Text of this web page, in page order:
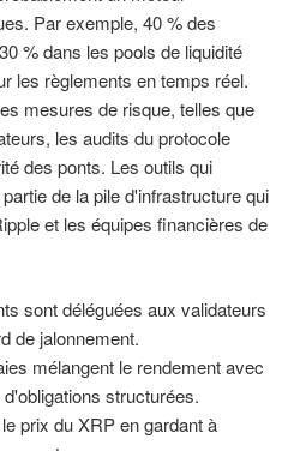
Par exemple, 40 % des
% dans les pools de liquidité
les règlements en temps réel.
mesures de risque, telles que
les audits du protocole
des ponts. Les outils qui
de la pile d'infrastructure qui
et les équipes financières de
sont déléguées aux validateurs
de jalonnement.
mélangent le rendement avec
structurées.
prix du XRP en gardant à